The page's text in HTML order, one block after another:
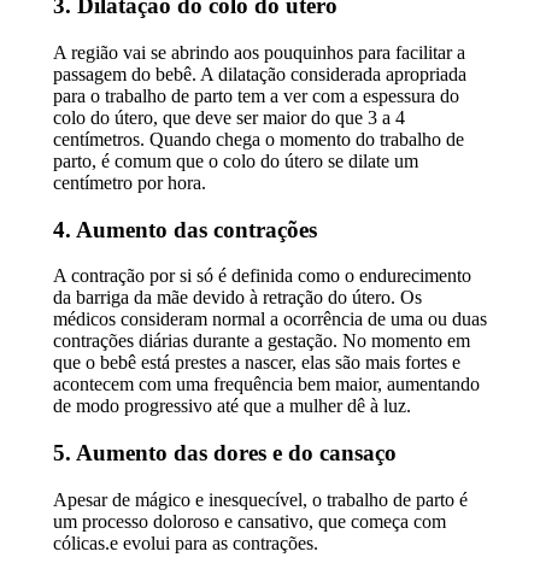
3. Dilatação do colo do útero
A região vai se abrindo aos pouquinhos para facilitar a
passagem do bebê. A dilatação considerada apropriada
para o trabalho de parto tem a ver com a espessura do
colo do útero, que deve ser maior do que 3 a 4
centímetros. Quando chega o momento do trabalho de
parto, é comum que o colo do útero se dilate um
centímetro por hora.
4. Aumento das contrações
A contração por si só é definida como o endurecimento
da barriga da mãe devido à retração do útero. Os
médicos consideram normal a ocorrência de uma ou duas
contrações diárias durante a gestação. No momento em
que o bebê está prestes a nascer, elas são mais fortes e
acontecem com uma frequência bem maior, aumentando
de modo progressivo até que a mulher dê à luz.
5. Aumento das dores e do cansaço
Apesar de mágico e inesquecível, o trabalho de parto é
um processo doloroso e cansativo, que começa com
cólicas.e evolui para as contrações.